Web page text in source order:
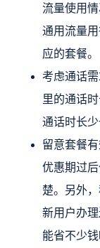
流量使用
通用流量
应的套餐。
考虑通话
里的通话
通话时长少
留意套餐
优惠期过
楚。另外
新用户办
能省不少钱